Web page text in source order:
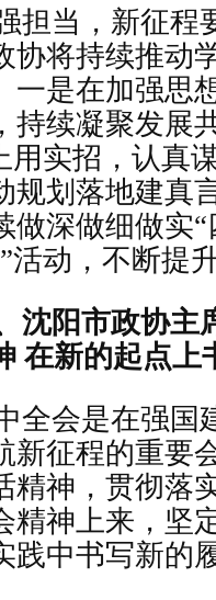
担当，新征程
协将持续推动
一是在加强思
持续凝聚发展
用实招，认真
规划落地建真
做深做细做实
活动，不断提
沈阳市政协主
在新的起点上
全会是在强国
新征程的重要
精神，贯彻落
精神上来，坚
践中书写新的